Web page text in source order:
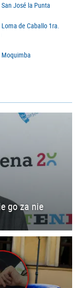
José la Punta
de Caballo 1ra.
Moquimba
go za nie